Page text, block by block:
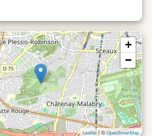
cette session si nous avons au-moins5
les ados (accompagnés d'un
le sens de l'orientation, mais surtout un
pour faire la relation entre la carte
de jeux.
rendez-vous aux inscrit(e)s le jeudi
7 Juin
+
−
Leaflet| ©OpenStreetMap